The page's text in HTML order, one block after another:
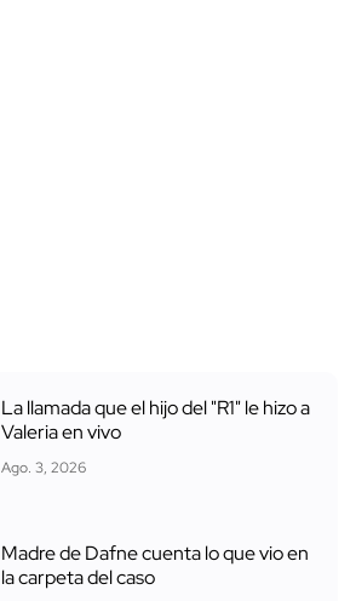
La llamada que el hijo del "R1" le hizo a
Valeria en vivo
Ago. 3, 2026
Madre de Dafne cuenta lo que vio en
la carpeta del caso